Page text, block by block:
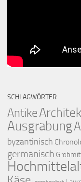
SCHLAGWÖRTER
Antike
Ausgrabung
byzantinisch
germanisch